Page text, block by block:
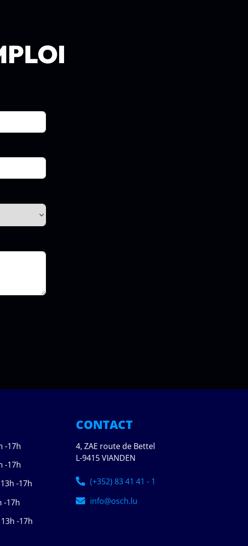
-17h
-17h
-17h
-17h
-17h
CONTACT
4, ZAE route de Bettel
L-9415 VIANDEN
(+352) 83 41 41 - 1
info@osch.lu